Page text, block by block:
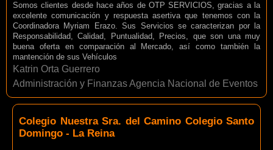
Somos clientes desde hace años de OTP SERVICIOS, gracias a la
excelente comunicación y respuesta asertiva que tenemos con la
Coordinadora Myriam Erazo. Sus Servicios se caracterizan por la
Responsabilidad, Calidad, Puntualidad, Precios, que son una muy
buena oferta en comparación al Mercado, así como también la
mantención de sus Vehículos
Katrin Orta Guerrero
Administración y Finanzas Agencia Nacional de Eventos
Colegio Nuestra Sra. del Camino Colegio Santo
Domingo - La Reina